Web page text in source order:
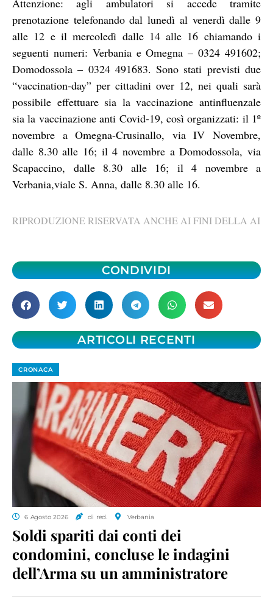
Attenzione: agli ambulatori si accede tramite
prenotazione telefonando dal lunedì al venerdì dalle 9
alle 12 e il mercoledì dalle 14 alle 16 chiamando i
seguenti numeri: Verbania e Omegna – 0324 491602;
Domodossola – 0324 491683. Sono stati previsti due
“vaccination-day” per cittadini over 12, nei quali sarà
possibile effettuare sia la vaccinazione antinfluenzale
sia la vaccinazione anti Covid-19, così organizzati: il 1º
novembre a Omegna-Crusinallo, via IV Novembre,
dalle 8.30 alle 16; il 4 novembre a Domodossola, via
Scapaccino, dalle 8.30 alle 16; il 4 novembre a
Verbania,viale S. Anna, dalle 8.30 alle 16.
RIPRODUZIONE RISERVATA ANCHE AI FINI DELLA AI
CONDIVIDI
ARTICOLI RECENTI
CRONACA
6 Agosto 2026 di red. Verbania
Soldi spariti dai conti dei
condomini, concluse le indagini
dell’Arma su un amministratore